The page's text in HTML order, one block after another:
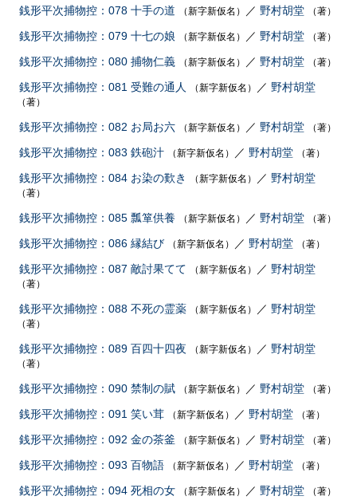
銭形平次捕物控：078 十手の道 （新字新仮名） ／ 野村胡堂 （著）
銭形平次捕物控：079 十七の娘 （新字新仮名） ／ 野村胡堂 （著）
銭形平次捕物控：080 捕物仁義 （新字新仮名） ／ 野村胡堂 （著）
銭形平次捕物控：081 受難の通人 （新字新仮名） ／ 野村胡堂
（著）
銭形平次捕物控：082 お局お六 （新字新仮名） ／ 野村胡堂 （著）
銭形平次捕物控：083 鉄砲汁 （新字新仮名） ／ 野村胡堂 （著）
銭形平次捕物控：084 お染の歎き （新字新仮名） ／ 野村胡堂
（著）
銭形平次捕物控：085 瓢箪供養 （新字新仮名） ／ 野村胡堂 （著）
銭形平次捕物控：086 縁結び （新字新仮名） ／ 野村胡堂 （著）
銭形平次捕物控：087 敵討果てて （新字新仮名） ／ 野村胡堂
（著）
銭形平次捕物控：088 不死の霊薬 （新字新仮名） ／ 野村胡堂
（著）
銭形平次捕物控：089 百四十四夜 （新字新仮名） ／ 野村胡堂
（著）
銭形平次捕物控：090 禁制の賦 （新字新仮名） ／ 野村胡堂 （著）
銭形平次捕物控：091 笑い茸 （新字新仮名） ／ 野村胡堂 （著）
銭形平次捕物控：092 金の茶釜 （新字新仮名） ／ 野村胡堂 （著）
銭形平次捕物控：093 百物語 （新字新仮名） ／ 野村胡堂 （著）
銭形平次捕物控：094 死相の女 （新字新仮名） ／ 野村胡堂 （著）